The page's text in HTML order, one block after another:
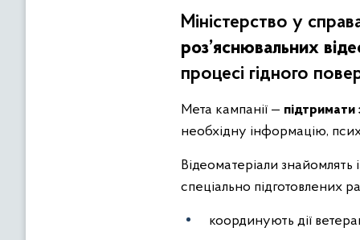
Міністерство у
роз’яснювальних
процесі гідного
Мета кампанії — підтримати
необхідну інформацію,
Відеоматеріали
спеціально підготовлених
координують дії